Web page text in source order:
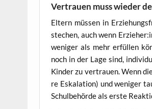
Vertrauen muss wieder
Eltern müs­sen in
ste­chen, auch wenn
weni­ger als mehr erfül­len
noch in der Lage sind,
Kin­der zu ver­trau­en. Wenn
re Eska­la­ti­on) und weni­ger
Schul­be­hör­de als ers­te